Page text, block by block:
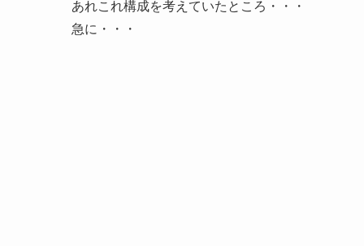
あれこれ構成を考えていたところ・・・
急に・・・